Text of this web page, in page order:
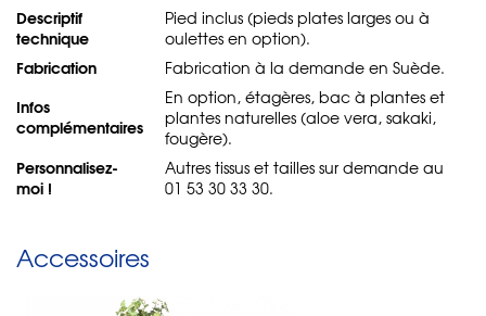
Descriptif
technique
Pied inclus (pieds plates larges ou à
oulettes en option).
Fabrication Fabrication à la demande en Suède.
Infos
complémentaires
En option, étagères, bac à plantes et
plantes naturelles (aloe vera, sakaki,
fougère).
Personnalisez-
moi !
Autres tissus et tailles sur demande au
01 53 30 33 30.
Accessoires